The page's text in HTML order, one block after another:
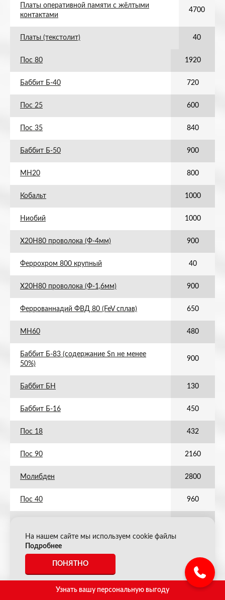
Платы оперативной памяти с жёлтыми
контактами
4700
Платы (текстолит) 40
Пос 80 1920
Баббит Б-40 720
Пос 25 600
Пос 35 840
Баббит Б-50 900
МН20 800
Кобальт 1000
Ниобий 1000
Х20Н80 проволока (Ф-4мм) 900
Феррохром 800 крупный 40
Х20Н80 проволока (Ф-1,6мм) 900
Феррованнадий ФВД 80 (FeV сплав) 650
МН60 480
Баббит Б-83 (содержание Sn не менее
50%)
900
Баббит БН 130
Баббит Б-16 450
Пос 18 432
Пос 90 2160
Молибден 2800
Пос 40 960
Феррованнадий ФВД 50 (FeV сплав)
1000
1440
На нашем сайте мы используем cookie файлы
Подробнее
ПОНЯТНО
Узнать вашу персональную выгоду